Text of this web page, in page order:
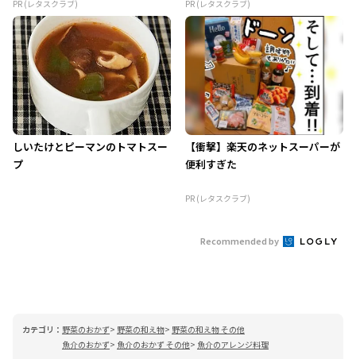
PR (レタスクラブ) PR (レタスクラブ)
しいたけとピーマンのトマトスー
プ
【衝撃】楽天のネットスーパーが
便利すぎた
PR (レタスクラブ)
Recommended by
カテゴリ： 野菜のおかず 野菜の和え物
野菜の和え物 その他
魚介のおかず
魚介のおかず その他
魚介のアレンジ料理